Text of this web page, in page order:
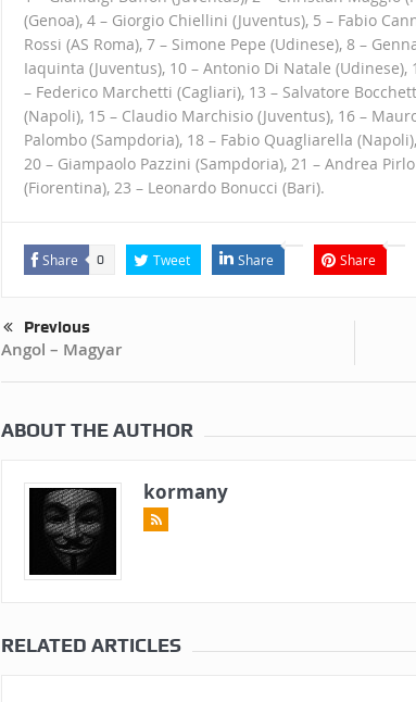
(Genoa), 4 – Giorgio Chiellini (Juventus), 5 – Fabio
Rossi (AS Roma), 7 – Simone Pepe (Udinese), 8 –
Iaquinta (Juventus), 10 – Antonio Di Natale
– Federico Marchetti (Cagliari), 13 – Salvatore
(Napoli), 15 – Claudio Marchisio (Juventus), 16 –
Palombo (Sampdoria), 18 – Fabio Quagliarella
20 – Giampaolo Pazzini (Sampdoria), 21 – Andrea
(Fiorentina), 23 – Leonardo Bonucci (Bari).
Share 0 Tweet Share Share
Previous
Angol – Magyar
ABOUT THE AUTHOR
kormany
RELATED ARTICLES